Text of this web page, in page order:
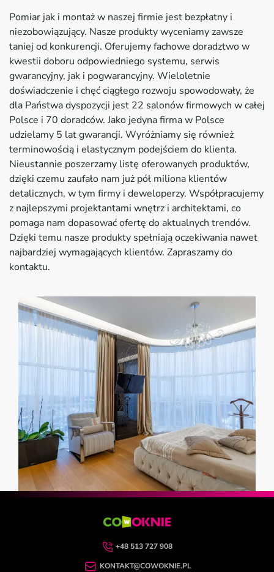
Pomiar jak i montaż w naszej firmie jest bezpłatny i
niezobowiązujący. Nasze produkty wyceniamy zawsze
taniej od konkurencji. Oferujemy fachowe doradztwo w
kwestii doboru odpowiedniego systemu, serwis
gwarancyjny, jak i pogwarancyjny. Wieloletnie
doświadczenie i chęć ciągłego rozwoju spowodowały, że
dla Państwa dyspozycji jest 22 salonów firmowych w całej
Polsce i 70 doradców. Jako jedyna firma w Polsce
udzielamy 5 lat gwarancji. Wyróżniamy się również
terminowością i elastycznym podejściem do klienta.
Nieustannie poszerzamy listę oferowanych produktów,
dzięki czemu zaufało nam już pół miliona klientów
detalicznych, w tym firmy i deweloperzy. Współpracujemy
z najlepszymi projektantami wnętrz i architektami, co
pomaga nam dopasować ofertę do aktualnych trendów.
Dzięki temu nasze produkty spełniają oczekiwania nawet
najbardziej wymagających klientów. Zapraszamy do
kontaktu.
+48 513 727 908
KONTAKT@COWOKNIE.PL